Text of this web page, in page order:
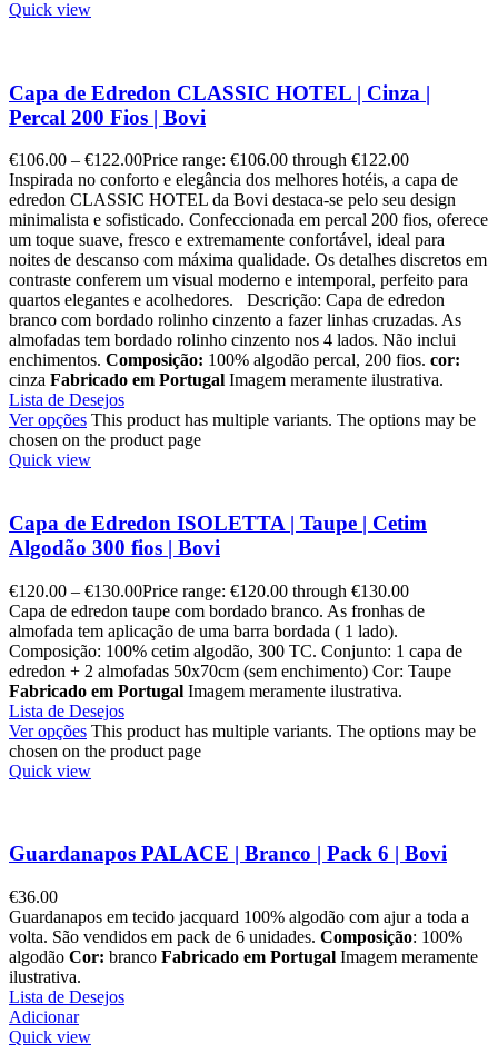
Quick view
Capa de Edredon CLASSIC HOTEL | Cinza |
Percal 200 Fios | Bovi
€106.00 – €122.00Price range: €106.00 through €122.00
Inspirada no conforto e elegância dos melhores hotéis, a capa de
edredon CLASSIC HOTEL da Bovi destaca-se pelo seu design
minimalista e sofisticado. Confeccionada em percal 200 fios, oferece
um toque suave, fresco e extremamente confortável, ideal para
noites de descanso com máxima qualidade. Os detalhes discretos em
contraste conferem um visual moderno e intemporal, perfeito para
quartos elegantes e acolhedores. Descrição: Capa de edredon
branco com bordado rolinho cinzento a fazer linhas cruzadas. As
almofadas tem bordado rolinho cinzento nos 4 lados. Não inclui
enchimentos. Composição: 100% algodão percal, 200 fios. cor:
cinza Fabricado em Portugal Imagem meramente ilustrativa.
Lista de Desejos
Ver opções This product has multiple variants. The options may be
chosen on the product page
Quick view
Capa de Edredon ISOLETTA | Taupe | Cetim
Algodão 300 fios | Bovi
€120.00 – €130.00Price range: €120.00 through €130.00
Capa de edredon taupe com bordado branco. As fronhas de
almofada tem aplicação de uma barra bordada ( 1 lado).
Composição: 100% cetim algodão, 300 TC. Conjunto: 1 capa de
edredon + 2 almofadas 50x70cm (sem enchimento) Cor: Taupe
Fabricado em Portugal Imagem meramente ilustrativa.
Lista de Desejos
Ver opções This product has multiple variants. The options may be
chosen on the product page
Quick view
Guardanapos PALACE | Branco | Pack 6 | Bovi
€36.00
Guardanapos em tecido jacquard 100% algodão com ajur a toda a
volta. São vendidos em pack de 6 unidades. Composição: 100%
algodão Cor: branco Fabricado em Portugal Imagem meramente
ilustrativa.
Lista de Desejos
Adicionar
Quick view